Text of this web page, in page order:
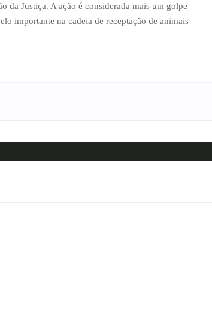
da Justiça. A ação é considerada mais um golpe
importante na cadeia de receptação de animais